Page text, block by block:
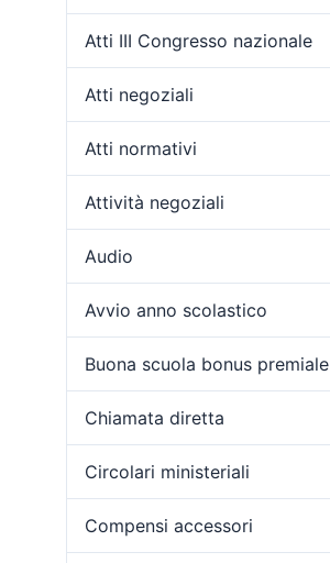
Atti III Congresso nazionale
Atti negoziali
Atti normativi
Attività negoziali
Audio
Avvio anno scolastico
Buona scuola bonus premiale
Chiamata diretta
Circolari ministeriali
Compensi accessori